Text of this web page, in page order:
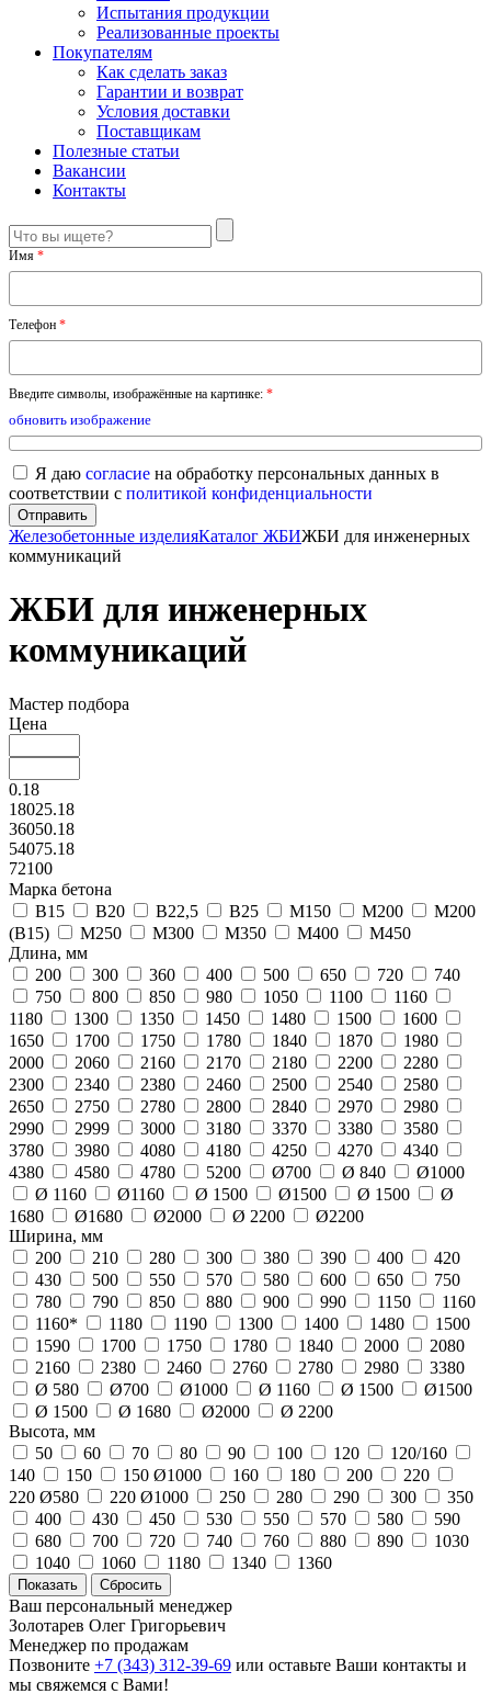
Испытания продукции
Реализованные проекты
Покупателям
Как сделать заказ
Гарантии и возврат
Условия доставки
Поставщикам
Полезные статьи
Вакансии
Контакты
Имя *
Телефон *
Введите символы, изображённые на картинке: *
обновить изображение
Я даю согласие на обработку персональных данных в
соответствии с политикой конфиденциальности
Железобетонные изделияКаталог ЖБИЖБИ для инженерных
коммуникаций
ЖБИ для инженерных
коммуникаций
Мастер подбора
Цена
0.18
18025.18
36050.18
54075.18
72100
Марка бетона
В15
В20 В22,5 В25 М150 М200
М200
(В15)
М250 М300 М350 М400
М450
Длина, мм
200
300 360 400 500 650 720
740
750
800 850 980 1050 1100
1160
1180
1300 1350 1450 1480 1500
1600
1650
1700 1750 1780 1840 1870
1980
2000
2060 2160 2170 2180 2200
2280
2300
2340 2380 2460 2500 2540
2580
2650
2750 2780 2800 2840 2970
2980
2990
2999 3000 3180 3370 3380
3580
3780
3980 4080 4180 4250 4270
4340
4380
4580 4780 5200 Ø700 Ø 840
Ø1000
Ø 1160
Ø1160 Ø 1500 Ø1500 Ø 1500
Ø
1680
Ø1680 Ø2000 Ø 2200
Ø2200
Ширина, мм
200
210 280 300 380 390 400
420
430
500 550 570 580 600 650
750
780
790 850 880 900 990 1150
1160
1160*
1180 1190 1300 1400 1480
1500
1590
1700 1750 1780 1840 2000
2080
2160
2380 2460 2760 2780 2980
3380
Ø 580
Ø700 Ø1000 Ø 1160 Ø 1500
Ø1500
Ø 1500
Ø 1680 Ø2000
Ø 2200
Высота, мм
50
60 70 80 90 100 120
120/160
140
150 150 Ø1000 160 180 200
220
220 Ø580
220 Ø1000 250 280 290 300
350
400
430 450 530 550 570 580
590
680
700 720 740 760 880 890
1030
1040
1060 1180 1340 1360
Ваш персональный менеджер
Золотарев Олег Григорьевич
Менеджер по продажам
Позвоните +7 (343) 312-39-69 или оставьте Ваши контакты и
мы свяжемся с Вами!